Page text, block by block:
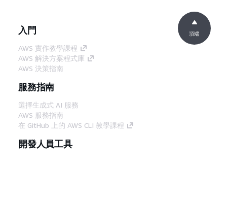
入門
AWS 實作教學課程
AWS 解決方案程式庫
AWS 決策指南
服務指南
選擇生成式 AI 服務
AWS 服務指南
在 GitHub 上的 AWS CLI 教學課程
開發人員工具
頂端